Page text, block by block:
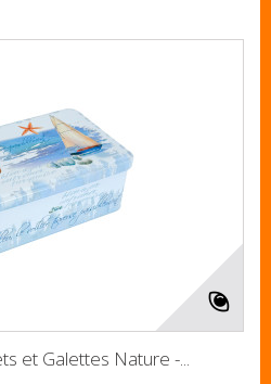
et Galettes Nature -...